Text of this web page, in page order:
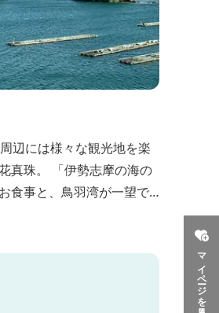
マイページを見る
辺には様々な観光地を楽
真珠。 「伊勢志摩の海の
食事と、鳥羽湾が一望で
にリニューアルされた客
やすいお部屋で、親子3世